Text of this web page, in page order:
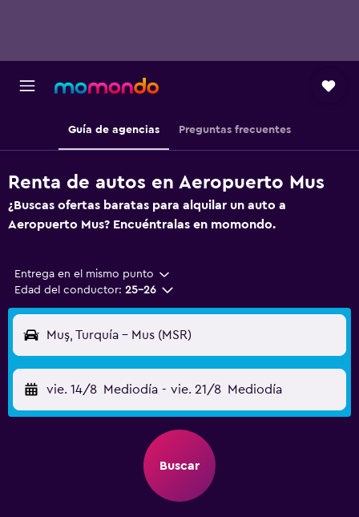
Guía de agencias Preguntas frecuentes
Renta de autos en Aeropuerto Mus
¿Buscas ofertas baratas para alquilar un auto a
Aeropuerto Mus? Encuéntralas en momondo.
Entrega en el mismo punto
Edad del conductor: 25-26
Muş, Turquía - Mus (MSR)
vie. 14/8 Mediodía - vie. 21/8 Mediodía
Buscar